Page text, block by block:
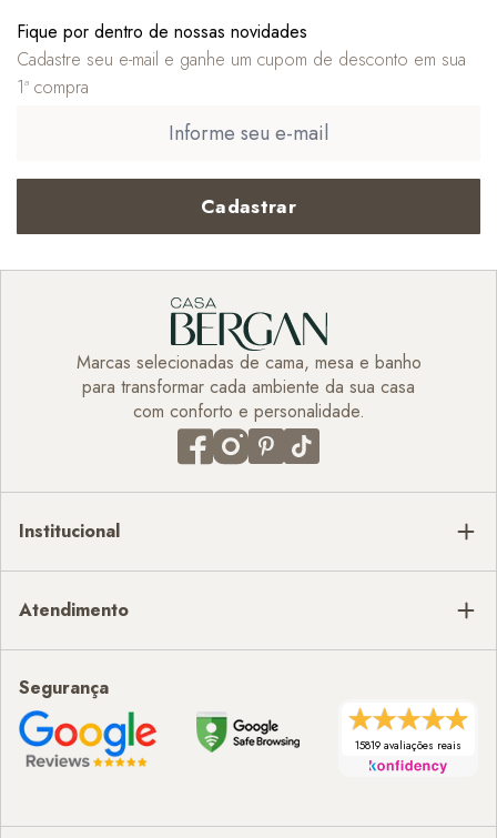
Fique por dentro de nossas novidades
Cadastre seu e-mail e ganhe um cupom de desconto em sua
1ª compra
Cadastrar
Marcas selecionadas de cama, mesa e banho
para transformar cada ambiente da sua casa
com conforto e personalidade.
Institucional
Atendimento
Segurança
15819 avaliações reais